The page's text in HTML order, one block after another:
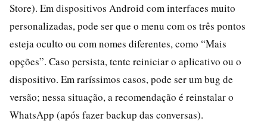
Store). Em dispositivos Android com interfaces muito
personalizadas, pode ser que o menu com os três pontos
esteja oculto ou com nomes diferentes, como “Mais
opções”. Caso persista, tente reiniciar o aplicativo ou o
dispositivo. Em raríssimos casos, pode ser um bug de
versão; nessa situação, a recomendação é reinstalar o
WhatsApp (após fazer backup das conversas).